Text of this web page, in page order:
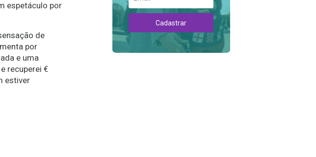
espetáculo por
de
por
e uma
recuperei €
estiver